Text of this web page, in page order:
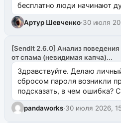
бесплатно люди начинают
Артур Шевченко·30 июля
[SendIt 2.6.0] Анализ
от спама (невидимая капча)...
Здравствуйте. Делаю
сбросом пароля возникли
подсказать, в чем ошибка?
одноименном разделе на
pandaworks·30 июля 2026,